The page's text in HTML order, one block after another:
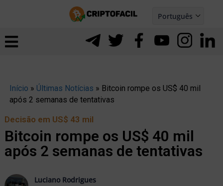
Português
Español
Início » Últimas Notícias » Bitcoin rompe os US$ 40 mil
após 2 semanas de tentativas
Decisão em US$ 43 mil
Bitcoin rompe os US$ 40 mil
após 2 semanas de tentativas
Luciano Rodrigues